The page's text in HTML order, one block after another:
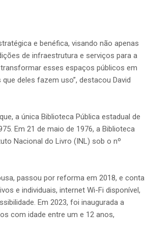
e benéfica, visando não apenas
de infraestrutura e serviços para a
esses espaços públicos em
deles fazem uso”, destacou David
a única Biblioteca Pública estadual de
Em 21 de maio de 1976, a Biblioteca
Nacional do Livro (INL) sob o nº
passou por reforma em 2018, e conta
e individuais, internet Wi-Fi disponível,
Em 2023, foi inaugurada a
com idade entre um e 12 anos,